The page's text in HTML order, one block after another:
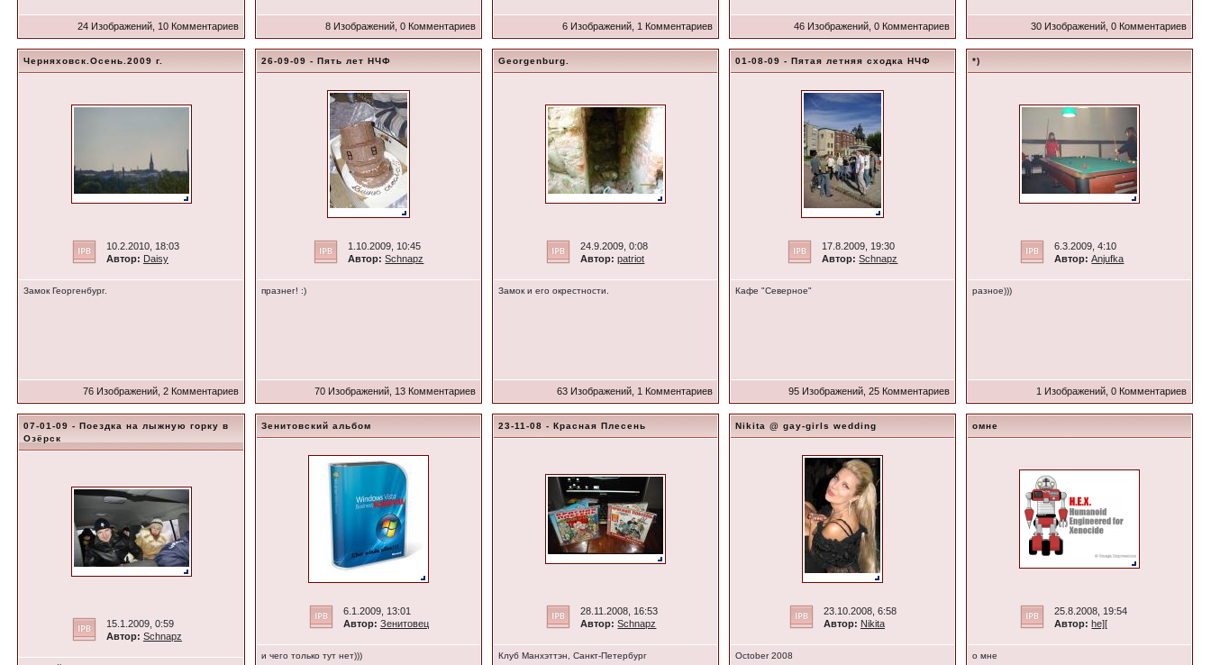
24 Изображений, 10 Комментариев 8 Изображений, 0 Комментариев 6 Изображений, 1 Комментариев 46 Изображений, 0 Комментариев 30 Изображений, 0 Комментариев
Черняховск.Осень.2009 г.
10.2.2010, 18:03
Автор: Daisy
Замок Георгенбург.
76 Изображений, 2 Комментариев
26-09-09 - Пять лет НЧФ
1.10.2009, 10:45
Автор: Schnapz
празнег! :)
70 Изображений, 13 Комментариев
Georgenburg.
24.9.2009, 0:08
Автор: patriot
Замок и его окрестности.
63 Изображений, 1 Комментариев
01-08-09 - Пятая летняя сходка НЧФ
17.8.2009, 19:30
Автор: Schnapz
Кафе "Северное"
95 Изображений, 25 Комментариев
*)
6.3.2009, 4:10
Автор: Anjufka
разное)))
1 Изображений, 0 Комментариев
07-01-09 - Поездка на лыжную горку в
Озёрск
15.1.2009, 0:59
Автор: Schnapz
Зенитовский альбом
6.1.2009, 13:01
Автор: Зенитовец
и чего только тут нет)))
23-11-08 - Красная Плесень
28.11.2008, 16:53
Автор: Schnapz
Клуб Манхэттэн, Санкт-Петербург
Nikita @ gay-girls wedding
23.10.2008, 6:58
Автор: Nikita
October 2008
омне
25.8.2008, 19:54
Автор: he][
о мне